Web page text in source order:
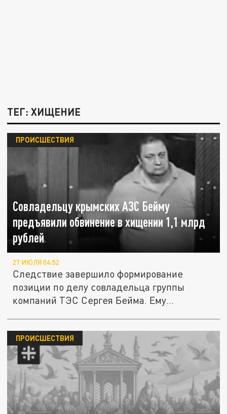
ТЕГ: ХИЩЕНИЕ
Совладельцу крымских АЗС Бейму
предъявили обвинение в хищении 1,1 млрд
рублей
ПРОИСШЕСТВИЯ
27 ИЮЛЯ 04:52
Следствие завершило формирование
позиции по делу совладельца группы
компаний ТЭС Сергея Бейма. Ему
ПРОИСШЕСТВИЯ